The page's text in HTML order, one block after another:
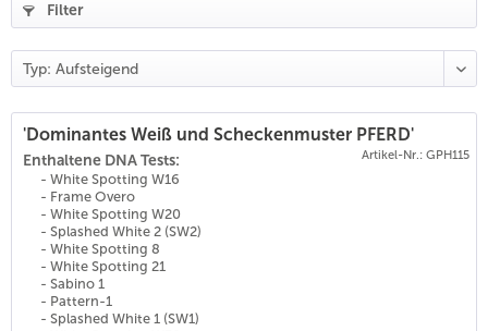
Filter
'Dominantes Weiß und Scheckenmuster PFERD'
Artikel-Nr.: GPH115
Enthaltene DNA Tests:
- White Spotting W16
- Frame Overo
- White Spotting W20
- Splashed White 2 (SW2)
- White Spotting 8
- White Spotting 21
- Sabino 1
- Pattern-1
- Splashed White 1 (SW1)